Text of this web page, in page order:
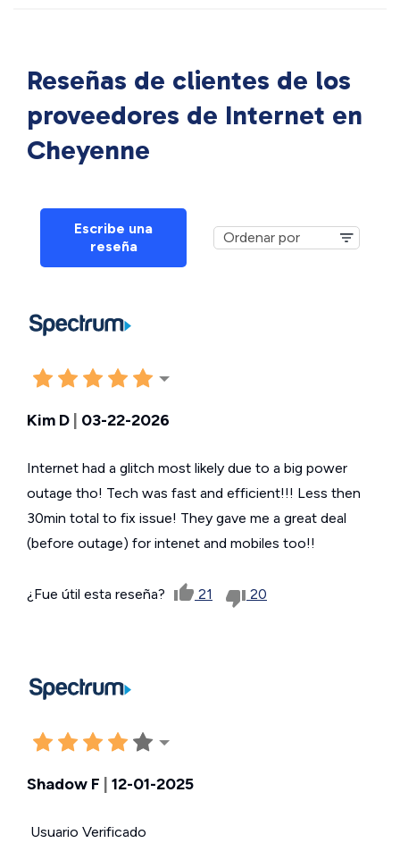
Reseñas de clientes de los
proveedores de Internet en
Cheyenne
Escribe una
reseña
Kim D 03-22-2026
Internet had a glitch most likely due to a big power
outage tho! Tech was fast and efficient!!! Less then
30min total to fix issue! They gave me a great deal
(before outage) for intenet and mobiles too!!
¿Fue útil esta reseña? 21 20
Shadow F | 12-01-2025
Usuario Verificado